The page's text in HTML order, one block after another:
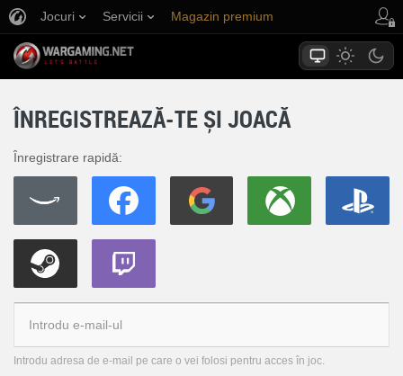
Jocuri Servicii Magazin premium
ÎNREGISTREAZĂ-TE ȘI JOACĂ
Înregistrare rapidă:
Introdu adresa de e-mail pe care o vei folosi pentru acces în joc.